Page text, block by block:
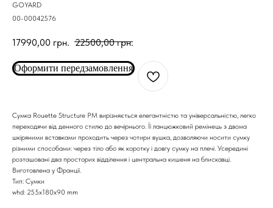
GOYARD
00-00042576
17990,00 грн. 22500,00 грн.
Оформити передзамовлення
Сумка Rouette Structure PM вирізняється елегантністю та універсальністю, легко
переходячи від денного стилю до вечірнього. Її ланцюжковий ремінець з двома
шкіряними вставками проходить через чотири вушка, дозволяючи носити сумку
різними способами: через тіло або як коротку і довгу сумку на плечі. Усередині
розташовані два просторих відділення і центральна кишеня на блискавці.
Виготовлена у Франції.
Тип: Сумки
whd: 255x180x90 mm